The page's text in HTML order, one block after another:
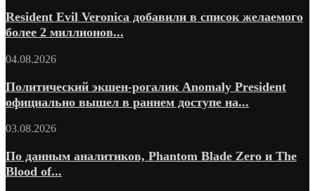
Resident Evil Veronica добавили в список желаемого
более 2 миллионов...
04.08.2026
Политический экшен-рогалик Anomaly President
официально вышел в раннем доступе на...
03.08.2026
По данным аналитиков, Phantom Blade Zero и The
Blood of...